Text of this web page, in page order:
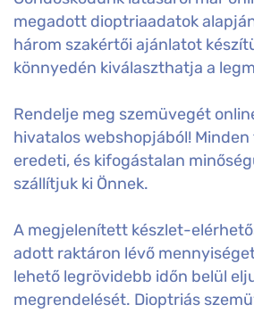
megadott dioptriaadatok
három szakértői ajánlatot
könnyedén kiválaszthatja a
Rendelje meg szemüvegét
hivatalos webshopjából!
eredeti, és kifogástalan
szállítjuk ki Önnek.
A megjelenített készlet-
adott raktáron lévő
lehető legrövidebb időn belül
megrendelését. Dioptriás